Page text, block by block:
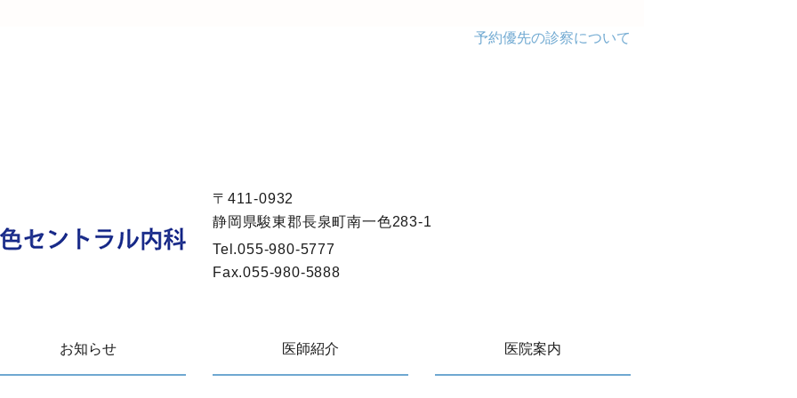
予約優先の診察について
〒411-0932
静岡県駿東郡長泉町南一色283-1
Tel.055-980-5777
Fax.055-980-5888
お知らせ 医師紹介 医院案内